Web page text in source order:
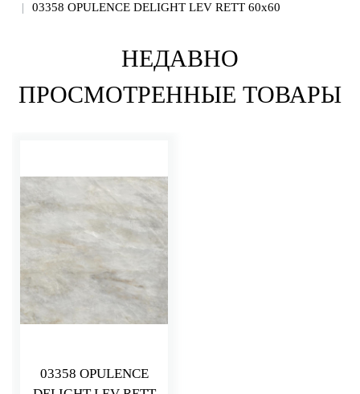
03358 OPULENCE DELIGHT LEV RETT 60x60
НЕДАВНО
ПРОСМОТРЕННЫЕ ТОВАРЫ
03358 OPULENCE